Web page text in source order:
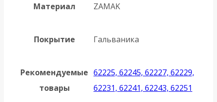
Материал ZAMAK
Покрытие Гальваника
Рекомендуемые
товары
62225, 62245, 62227, 62229,
62231, 62241, 62243, 62251